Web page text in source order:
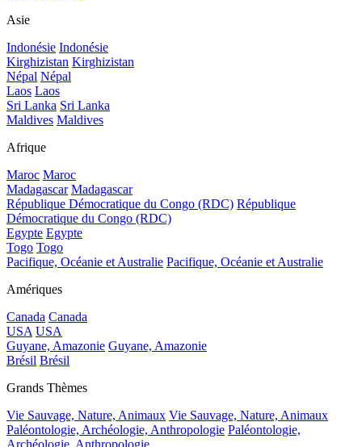
Asie
Indonésie Indonésie
Kirghizistan Kirghizistan
Népal Népal
Laos Laos
Sri Lanka Sri Lanka
Maldives Maldives
Afrique
Maroc Maroc
Madagascar Madagascar
République Démocratique du Congo (RDC) République
Démocratique du Congo (RDC)
Egypte Egypte
Togo Togo
Pacifique, Océanie et Australie Pacifique, Océanie et Australie
Amériques
Canada Canada
USA USA
Guyane, Amazonie Guyane, Amazonie
Brésil Brésil
Grands Thèmes
Vie Sauvage, Nature, Animaux Vie Sauvage, Nature, Animaux
Paléontologie, Archéologie, Anthropologie Paléontologie,
Archéologie, Anthropologie